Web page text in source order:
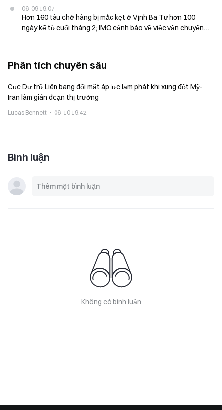
06-09 19:07
Hơn 160 tàu chở hàng bị mắc kẹt ở Vịnh Ba Tư hơn 100
ngày kể từ cuối tháng 2; IMO cảnh báo về việc vận chuyển
Phân tích chuyên sâu
Cục Dự trữ Liên bang đối mặt áp lực lạm phát khi xung đột Mỹ-
Iran làm gián đoạn thị trường
Lucas Bennett 06-10 19:42
Bình luận
Không có bình luận